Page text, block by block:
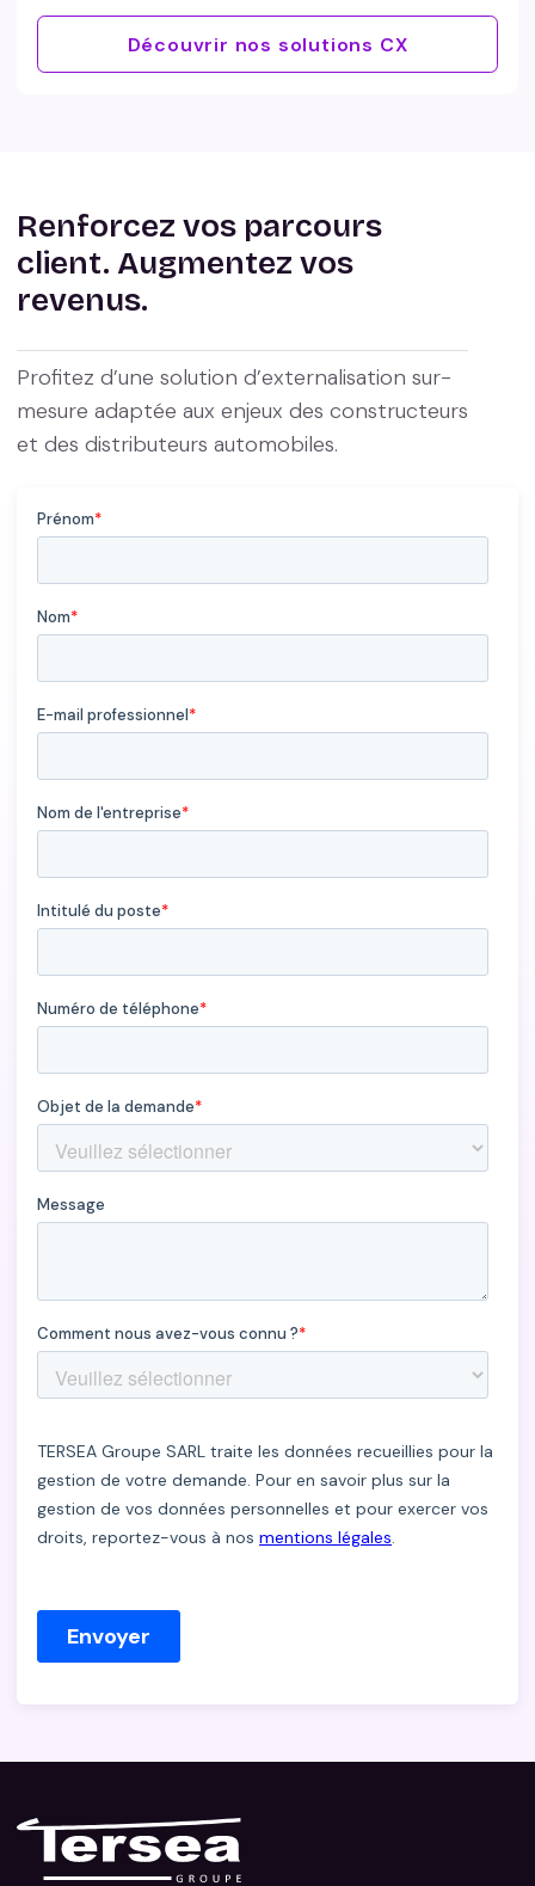
Découvrir nos solutions CX
Renforcez vos parcours
client. Augmentez vos
revenus.
Profitez d’une solution d’externalisation sur-
mesure adaptée aux enjeux des constructeurs
et des distributeurs automobiles.